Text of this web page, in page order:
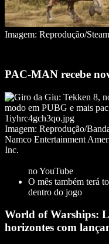
Imagem: Reprodução/Steam
PAC-MAN recebe
Imagem: Reprodução/
Namco Entertainment
Inc.
no YouTube
O mês também terá
dentro do jogo
World of Warships:
horizontes com